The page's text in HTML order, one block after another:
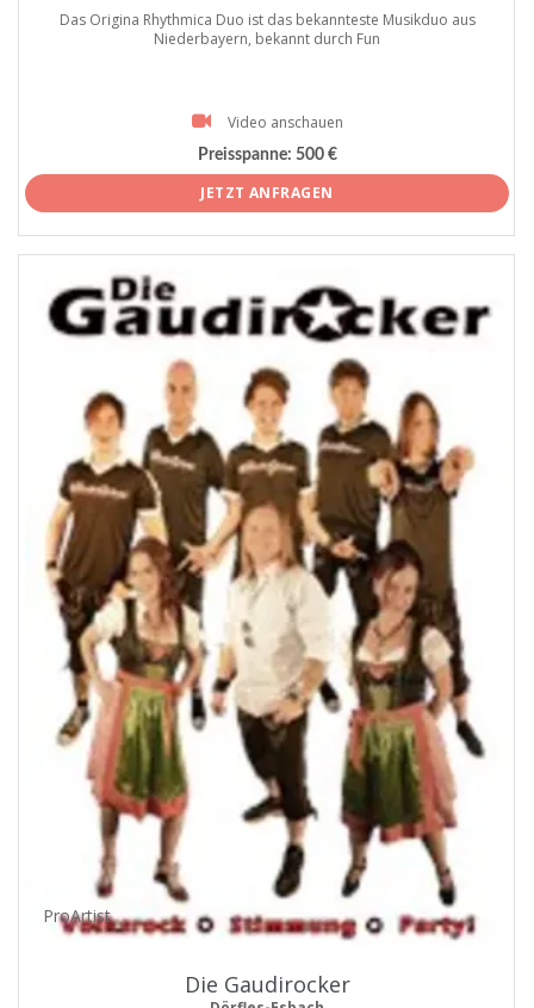
Das Origina Rhythmica Duo ist das bekannteste Musikduo aus
Niederbayern, bekannt durch Fun
Video anschauen
Preisspanne: 500 €
JETZT ANFRAGEN
ProArtist
Die Gaudirocker